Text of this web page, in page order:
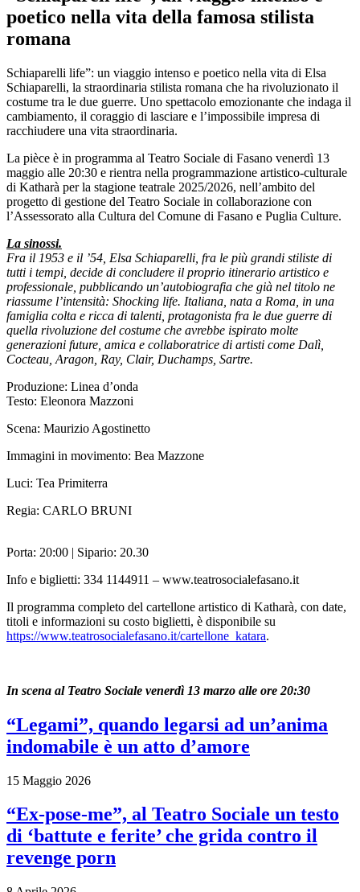
poetico nella vita della famosa stilista
romana
Schiaparelli life”: un viaggio intenso e poetico nella vita di Elsa
Schiaparelli, la straordinaria stilista romana che ha rivoluzionato il
costume tra le due guerre. Uno spettacolo emozionante che indaga il
cambiamento, il coraggio di lasciare e l’impossibile impresa di
racchiudere una vita straordinaria.
La pièce è in programma al Teatro Sociale di Fasano venerdì 13
maggio alle 20:30 e rientra nella programmazione artistico-culturale
di Katharà per la stagione teatrale 2025/2026, nell’ambito del
progetto di gestione del Teatro Sociale in collaborazione con
l’Assessorato alla Cultura del Comune di Fasano e Puglia Culture.
La sinossi.
Fra il 1953 e il ’54, Elsa Schiaparelli, fra le più grandi stiliste di
tutti i tempi, decide di concludere il proprio itinerario artistico e
professionale, pubblicando un’autobiografia che già nel titolo ne
riassume l’intensità: Shocking life. Italiana, nata a Roma, in una
famiglia colta e ricca di talenti, protagonista fra le due guerre di
quella rivoluzione del costume che avrebbe ispirato molte
generazioni future, amica e collaboratrice di artisti come Dalì,
Cocteau, Aragon, Ray, Clair, Duchamps, Sartre.
Produzione: Linea d’onda
Testo: Eleonora Mazzoni
Scena: Maurizio Agostinetto
Immagini in movimento: Bea Mazzone
Luci: Tea Primiterra
Regia: CARLO BRUNI
Porta: 20:00 | Sipario: 20.30
Info e biglietti: 334 1144911 – www.teatrosocialefasano.it
Il programma completo del cartellone artistico di Katharà, con date,
titoli e informazioni su costo biglietti, è disponibile su
https://www.teatrosocialefasano.it/cartellone_katara.
In scena al Teatro Sociale venerdì 13 marzo alle ore 20:30
“Legami”, quando legarsi ad un’anima
indomabile è un atto d’amore
15 Maggio 2026
“Ex-pose-me”, al Teatro Sociale un testo
di ‘battute e ferite’ che grida contro il
revenge porn